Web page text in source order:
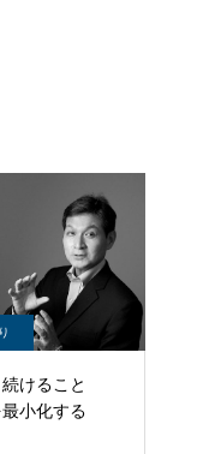
けること
小化する